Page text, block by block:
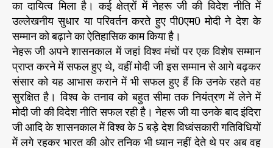
का दायित्व मिला है। कई क्षेत्रों में नेहरू जी की विदेश नीति में
उल्लेखनीय सुधार या परिवर्तन करते हुए पी0एम0 मोदी ने देश के
सम्मान को बढ़ाने का ऐतिहासिक काम किया है।
नेहरू जी अपने शासनकाल में जहां विश्व मंचों पर एक विशेष सम्मान
प्राप्त करने में सफल हुए थे, वहीं मोदी जी इस सम्मान से आगे बढ़कर
संसार को यह आभास कराने में भी सफल हुए हैं कि उनके रहते वह
सुरक्षित है। विश्व के तनाव को बहुत सीमा तक नियंत्रण में लेने में
मोदी जी की विदेश नीति सफल रही है। नेहरू जी या उनके बाद इंदिरा
जी आदि के शासनकाल में विश्व के 5 बड़े देश विध्वंसकारी गतिविधियों
में लगे रहकर भारत की ओर तनिक भी ध्यान नहीं देते थे पर अब वह